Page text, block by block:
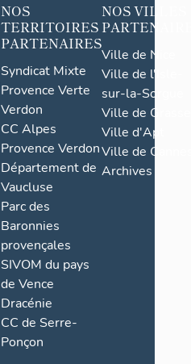
NOS
TERRITOIRES
PARTENAIRES
Syndicat Mixte
Provence Verte
Verdon
CC Alpes
Provence Verdon
Département de
Vaucluse
Parc des
Baronnies
provençales
SIVOM du pays
de Vence
Dracénie
CC de Serre-
Ponçon
NOS VILLES
Ville de Nice
Ville de l'Isle-
sur-la-Sorgue
Ville de Grasse
Ville d'Apt
Ville de
Archives